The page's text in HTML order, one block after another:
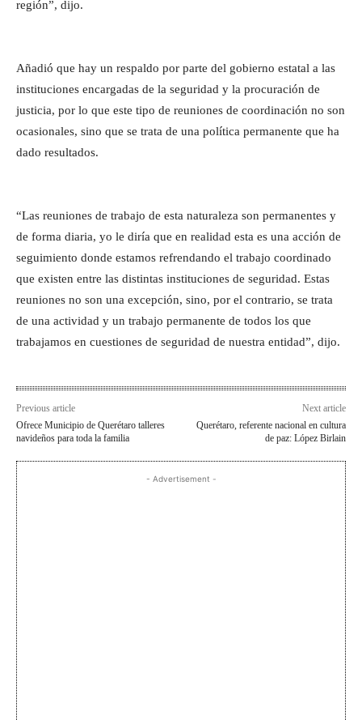
región”, dijo.
Añadió que hay un respaldo por parte del gobierno estatal a las
instituciones encargadas de la seguridad y la procuración de
justicia, por lo que este tipo de reuniones de coordinación no son
ocasionales, sino que se trata de una política permanente que ha
dado resultados.
“Las reuniones de trabajo de esta naturaleza son permanentes y
de forma diaria, yo le diría que en realidad esta es una acción de
seguimiento donde estamos refrendando el trabajo coordinado
que existen entre las distintas instituciones de seguridad. Estas
reuniones no son una excepción, sino, por el contrario, se trata
de una actividad y un trabajo permanente de todos los que
trabajamos en cuestiones de seguridad de nuestra entidad”, dijo.
Previous article
Ofrece Municipio de Querétaro talleres
navideños para toda la familia
Next article
Querétaro, referente nacional en cultura
de paz: López Birlain
- Advertisement -